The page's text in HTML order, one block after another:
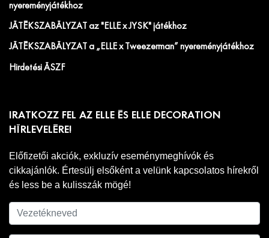
nyereményjátékhoz
JÁTÉKSZABÁLYZAT az "ELLE x JYSK" játékhoz
JÁTÉKSZABÁLYZAT a „ELLE x Tweezerman” nyereményjátékhoz
Hirdetési ÁSZF
IRATKOZZ FEL AZ ELLE ÉS ELLE DECORATION
HÍRLEVELÉRE!
Előfizetői akciók, exkluzív eseménymeghívók és
cikkajánlók. Értesülj elsőként a velünk kapcsolatos hírekről
és less be a kulisszák mögé!